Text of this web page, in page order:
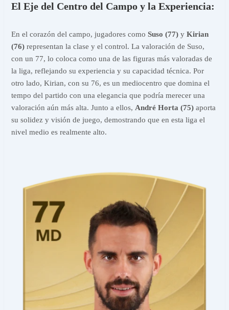
El Eje del Centro del Campo y la Experiencia:
En el corazón del campo, jugadores comoSuso (77) yKirian
(76) representan la clase y el control. La valoración de Suso,
con un 77, lo coloca como una de las figuras más valoradas de
la liga, reflejando su experiencia y su capacidad técnica. Por
otro lado, Kirian, con su 76, es un mediocentro que domina el
tempo del partido con una elegancia que podría merecer una
valoración aún más alta. Junto a ellos,André Horta (75) aporta
su solidez y visión de juego, demostrando que en esta liga el
nivel medio es realmente alto.